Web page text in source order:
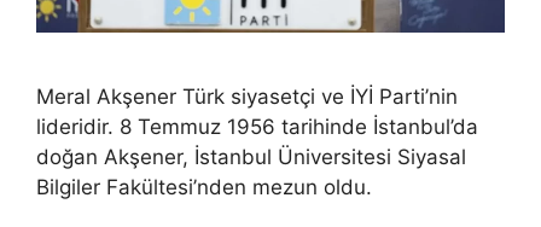
Meral Akşener Türk siyasetçi ve İYİ Parti’nin
lideridir. 8 Temmuz 1956 tarihinde İstanbul’da
doğan Akşener, İstanbul Üniversitesi Siyasal
Bilgiler Fakültesi’nden mezun oldu.